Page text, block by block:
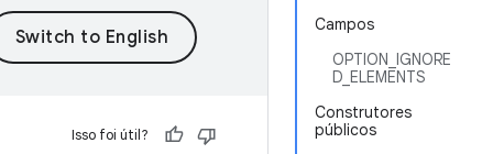
Campos
OPTION_IGNORE
D_ELEMENTS
Construtores
públicos
Isso foi útil?